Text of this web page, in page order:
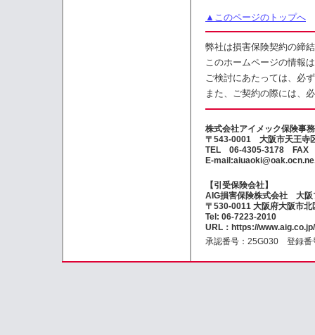
▲このページのトップへ
弊社は損害保険契約の締
このホームページの情報
ご検討にあたっては、必
また、ご契約の際には、
株式会社アイメック保険事
〒543-0001 大阪市天王寺
TEL 06-4305-3178 FAX
E-
【引受保険会社】
AIG損害保険株式会社 大阪
〒530-0011 大阪府大阪市
Tel: 06-7223-2010
URL：https://
承認番号：25G030 登録番